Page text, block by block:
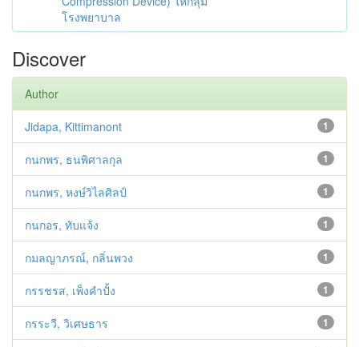
โรงพยาบาล
Discover
Author
1
Jidapa, Kittimanont
1
กนกพร, ธนพิศาลกุล
1
กนกพร, หงษ์วิไลศิลป์
1
กนกอร, ทับแจ้ง
1
กมลญาภรณ์, กลิ่นพวง
1
กรรชรส, เพ็งคำปั้ง
1
กรระวี, วิเศษธาร